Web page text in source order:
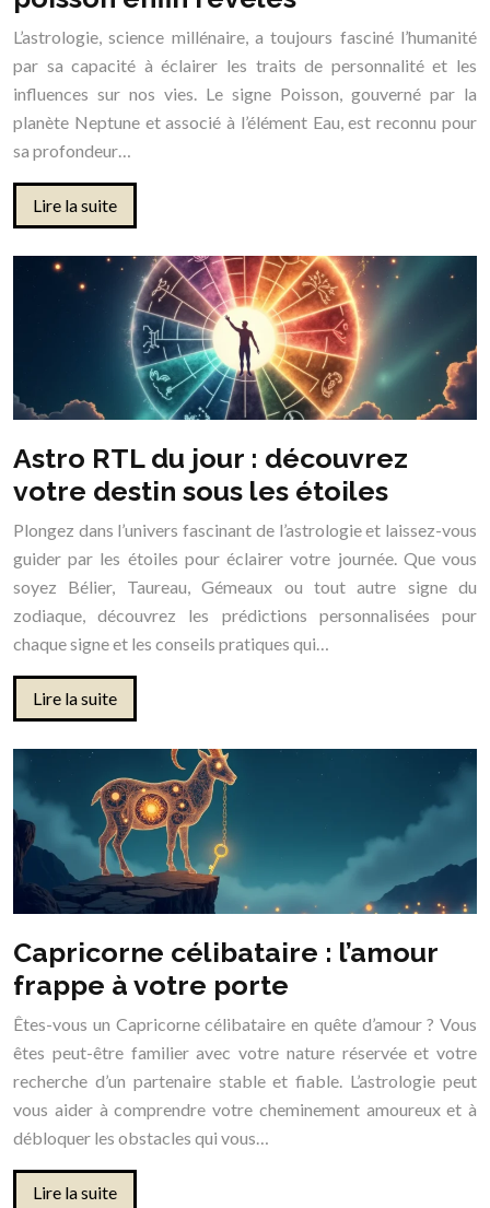
L’astrologie, science millénaire, a toujours fasciné l’humanité
par sa capacité à éclairer les traits de personnalité et les
influences sur nos vies. Le signe Poisson, gouverné par la
planète Neptune et associé à l’élément Eau, est reconnu pour
sa profondeur…
Lire la suite
Astro RTL du jour : découvrez
votre destin sous les étoiles
Plongez dans l’univers fascinant de l’astrologie et laissez-vous
guider par les étoiles pour éclairer votre journée. Que vous
soyez Bélier, Taureau, Gémeaux ou tout autre signe du
zodiaque, découvrez les prédictions personnalisées pour
chaque signe et les conseils pratiques qui…
Lire la suite
Capricorne célibataire : l’amour
frappe à votre porte
Êtes-vous un Capricorne célibataire en quête d’amour ? Vous
êtes peut-être familier avec votre nature réservée et votre
recherche d’un partenaire stable et fiable. L’astrologie peut
vous aider à comprendre votre cheminement amoureux et à
débloquer les obstacles qui vous…
Lire la suite